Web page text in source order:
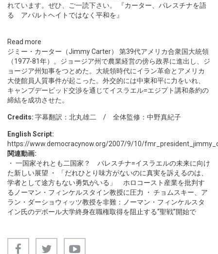
れています。ぜひ、ご一読下さい。
『カーター、パレスチナを語
る アパルトヘイトではなく平和を』
Read more
ジミー・カーター（Jimmy Carter） 第39代アメリカ合衆国大統領
（1977-81年）。ジョージア州で農業経営の傍ら政界に進出し、ジ
ョージア州知事をつとめた。大統領時代にイラン革命とアメリカ
大使館員人質事件が起こった。外交的には中東和平に力をいれ、
キャンプデービッド交渉を通じてイスラエル=エジプト講和条約の
締結を成功させた。
Credits: 字幕翻訳：北丸雄二 / 全体監修：中野真紀子
English Script:
https://www.democracynow.org/2007/9/10/
関連動画:
・ 一国家それとも二国家？ パレスチナ=イスラエルの未来に向け
た新しい展望 ・
「だれひとり味方がないのに真実を訴えるのは、
学者として途方もない勇気がいる」 ホロコースト産業を批判す
るノーマン・フィンケルスタイン教授に圧力
・ チョムスキー、ア
ラン・ダーショウィッツ教授を非難：ノーマン・フィンケルスタ
イン氏のデボール大学終身在職権取得を阻止する“聖戦”開始で